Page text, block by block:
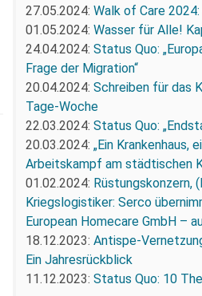
27.05.2024: Walk of Care
01.05.2024: Wasser für Alle!
24.04.2024: Status Quo:
Frage der Migration“
20.04.2024: Schreiben für das
Tage-Woche
22.03.2024: Status Quo:
20.03.2024: „Ein Krankenhaus,
Arbeitskampf am städtischen
01.02.2024: Rüstungskonzern,
Kriegslogistiker: Serco
European Homecare GmbH –
18.12.2023: Antispe-
Ein Jahresrückblick
11.12.2023: Status Quo: 10